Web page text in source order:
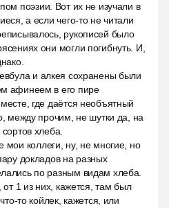
поэзии. Вот их не изучали в
а если чего-то не читали
рукописей было
они могли погибнуть. И,
и алкея сохранены были
афинеем в его пире
где даётся необъятный
между прочим, не шутки да, на
хлеба.
мои коллеги, ну, не многие, но
докладов на разных
по разным видам хлеба.
1 из них, кажется, там был
то койлек, кажется, или